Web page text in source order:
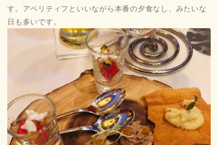
す。アペリティフといいながら本番の夕食なし、みたいな
日も多いです。